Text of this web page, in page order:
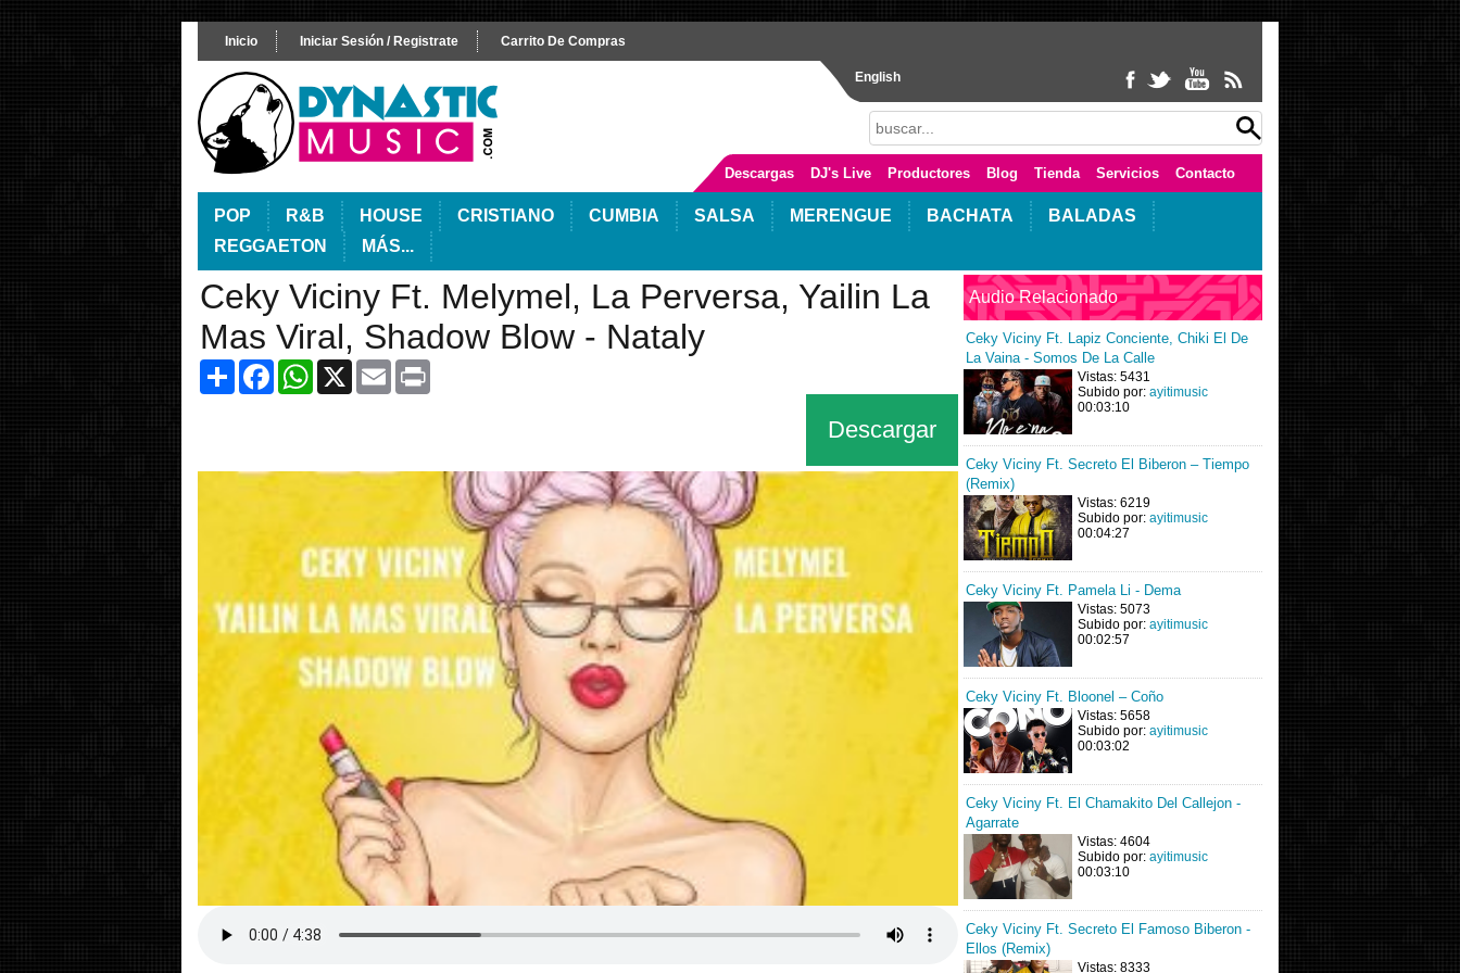
Inicio Iniciar Sesión / Registrate Carrito De Compras
English
Descargas DJ's Live Productores Blog Tienda Servicios Contacto
POP R&B HOUSE CRISTIANO CUMBIA SALSA MERENGUE BACHATA
BALADAS
REGGAETON
MÁS...
Ceky Viciny Ft. Melymel, La Perversa, Yailin La
Mas Viral, Shadow Blow - Nataly
ShareFacebookWhatsApp
X Email
Descargar
Audio Relacionado
Ceky Viciny Ft. Lapiz Conciente, Chiki El De
La Vaina - Somos De La Calle
Vistas: 5431
Subido por: ayitimusic
00:03:10
Ceky Viciny Ft. Secreto El Biberon – Tiempo
(Remix)
Vistas: 6219
Subido por: ayitimusic
00:04:27
Ceky Viciny Ft. Pamela Li - Dema
Vistas: 5073
Subido por: ayitimusic
00:02:57
Ceky Viciny Ft. Bloonel – Coño
Vistas: 5658
Subido por: ayitimusic
00:03:02
Ceky Viciny Ft. El Chamakito Del Callejon -
Agarrate
Vistas: 4604
Subido por: ayitimusic
00:03:10
Ceky Viciny Ft. Secreto El Famoso Biberon -
Ellos (Remix)
Vistas: 8333